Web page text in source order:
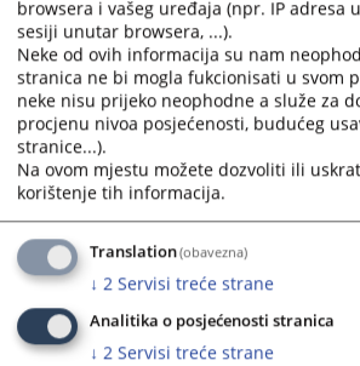
Prateći dokumenti
- 126 0 I 180358 15 I
browsera i vašeg uređaja (npr. IP adresa
sesiji unutar browsera, ...).
Neke od ovih informacija su nam
stranica ne bi mogla fukcionisati u svom
neke nisu prijeko neophodne a služe za
procjenu nivoa posjećenosti, budućeg
stranice...).
Na ovom mjestu možete dozvoliti ili
korištenje tih informacija.
Translation(obavezna)
↓ 2 Servisi treće strane
Analitika o posjećenosti stranica
↓ 2 Servisi treće strane